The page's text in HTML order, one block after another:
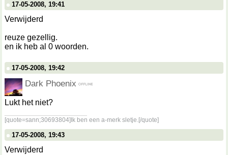
17-05-2008, 19:41
Verwijderd
reuze gezellig.
en ik heb al 0 woorden.
17-05-2008, 19:42
Dark Phoenix
Lukt het niet?
[quote=sann;30693804]Ik ben een a-merk sletje.[/quote]
17-05-2008, 19:43
Verwijderd